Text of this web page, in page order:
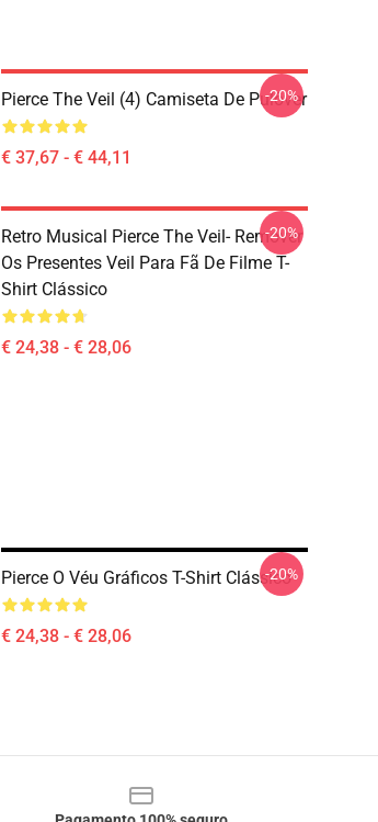
Pierce The Veil (4) Camiseta De Pulôver
€ 37,67 - € 44,11
-20%
Retro Musical Pierce The Veil- Remover
Os Presentes Veil Para Fã De Filme T-
Shirt Clássico
€ 24,38 - € 28,06
-20%
Pierce O Véu Gráficos T-Shirt Clássico
€ 24,38 - € 28,06
-20%